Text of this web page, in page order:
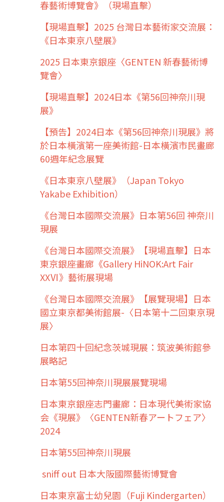
春藝術博覽會》（現場直擊）
【現場直擊】2025 台灣日本藝術家交流展：
《日本東京八壁展》
2025 日本東京銀座〈GENTEN 新春藝術博
覽會〉
【現場直擊】2024日本《第56回神奈川現
展》
【預告】2024日本《第56回神奈川現展》將
於日本橫濱第一座美術館-日本橫濱市民畫廊
60週年紀念展覽
《日本東京八壁展》（Japan Tokyo
Yakabe Exhibition）
《台灣日本國際交流展》日本第56回 神奈川
現展
《台灣日本國際交流展》【現場直擊】日本
東京銀座畫廊《Gallery HiNOK:Art Fair
XXⅥ》藝術展現場
《台灣日本國際交流展》【展覽現場】日本
國立東京都美術館展-〈日本第十二回東京現
展〉
日本第四十回紀念茨城現展：筑波美術館參
展略記
日本第55回神奈川現展展覽現場
日本東京銀座志門畫廊：日本現代美術家協
会《現展》〈GENTEN新春アートフェア〉
2024
日本第55回神奈川現展
sniff out 日本大阪國際藝術博覽會
日本東京富士幼兒園（Fuji Kindergarten）